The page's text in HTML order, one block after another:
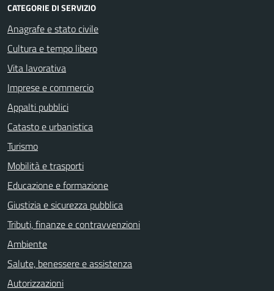
CATEGORIE DI SERVIZIO
Anagrafe e stato civile
Cultura e tempo libero
Vita lavorativa
Imprese e commercio
Appalti pubblici
Catasto e urbanistica
Turismo
Mobilità e trasporti
Educazione e formazione
Giustizia e sicurezza pubblica
Tributi, finanze e contravvenzioni
Ambiente
Salute, benessere e assistenza
Autorizzazioni